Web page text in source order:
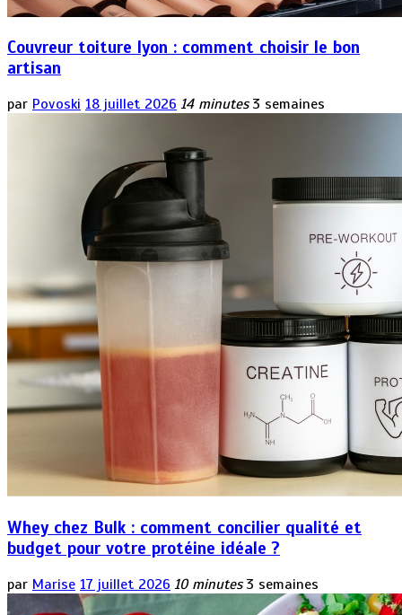
Couvreur toiture lyon : comment choisir le bon
artisan
par Povoski 18 juillet 2026 14 minutes 3 semaines
Whey chez Bulk : comment concilier qualité et
budget pour votre protéine idéale ?
par Marise 17 juillet 2026 10 minutes 3 semaines